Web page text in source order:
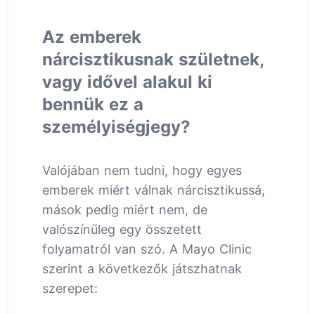
Az emberek
nárcisztikusnak születnek,
vagy idővel alakul ki
bennük ez a
személyiségjegy?
Valójában nem tudni, hogy egyes
emberek miért válnak nárcisztikussá,
mások pedig miért nem, de
valószínűleg egy összetett
folyamatról van szó. A Mayo Clinic
szerint a következők játszhatnak
szerepet: